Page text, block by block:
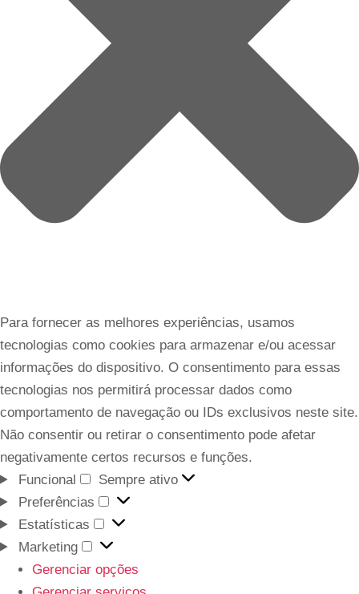
Para fornecer as melhores experiências, usamos
tecnologias como cookies para armazenar e/ou acessar
informações do dispositivo. O consentimento para essas
tecnologias nos permitirá processar dados como
comportamento de navegação ou IDs exclusivos neste site.
Não consentir ou retirar o consentimento pode afetar
negativamente certos recursos e funções.
Funcional
Sempre ativo
Preferências
Estatísticas
Marketing
Gerenciar opções